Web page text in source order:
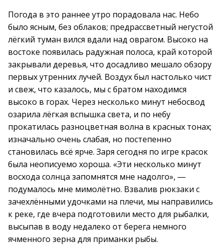
Погода в это раннее утро порадовала нас. Небо
было ясным, без облаков; предрассветный негустой
лёгкий туман вился вдали над оврагом. Высоко на
востоке появилась радужная полоса, край которой
закрывали деревья, что досадливо мешало обзору
первых утренних лучей. Воздух был настолько чист
и свеж, что казалось, мы с братом находимся
высоко в горах. Через несколько минут небосвод
озарила лёгкая вспышка света, и по небу
прокатилась разноцветная волна в красных тонах;
изначально очень слабая, но постепенно
становилась всё ярче. Заря сегодня по игре красок
была неописуемо хороша. «Эти несколько минут
восхода солнца запомнятся мне надолго», ―
подумалось мне мимолётно. Взвалив рюкзаки с
зачехлёнными удочками на плечи, мы направились
к реке, где вчера подготовили место для рыбалки,
высыпав в воду недалеко от берега немного
ячменного зерна для приманки рыбы.